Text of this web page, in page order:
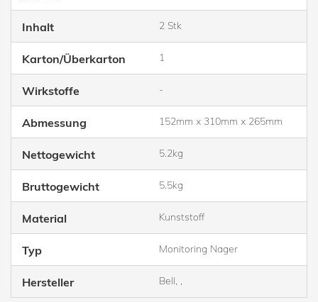
Inhalt 2 Stk
Karton/Überkarton 1
Wirkstoffe -
Abmessung 152mm x 310mm x 265mm
Nettogewicht 5.2kg
Bruttogewicht 5.5kg
Material Kunststoff
Typ Monitoring Nager
Hersteller Bell, ,